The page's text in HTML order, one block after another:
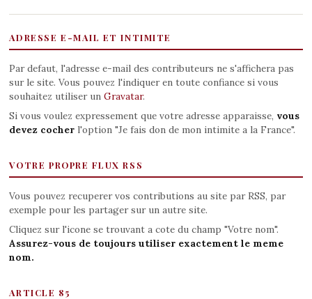
ADRESSE E-MAIL ET INTIMITE
Par defaut, l'adresse e-mail des contributeurs ne s'affichera pas
sur le site. Vous pouvez l'indiquer en toute confiance si vous
souhaitez utiliser un Gravatar.
Si vous voulez expressement que votre adresse apparaisse, vous
devez cocherl'option "Je fais don de mon intimite a la France".
VOTRE PROPRE FLUX RSS
Vous pouvez recuperer vos contributions au site par RSS, par
exemple pour les partager sur un autre site.
Cliquez sur l'icone se trouvant a cote du champ "Votre nom".
Assurez-vous de toujours utiliser exactement le meme
nom.
ARTICLE 85